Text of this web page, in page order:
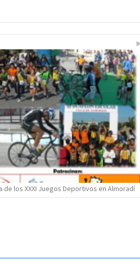
de los XXXI Juegos Deportivos en Almoradí